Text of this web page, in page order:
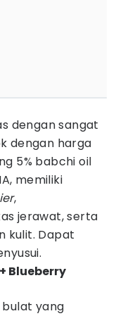
dengan sangat
dengan harga
5% babchi oil
memiliki
,
jerawat, serta
kulit. Dapat
Blueberry
yang